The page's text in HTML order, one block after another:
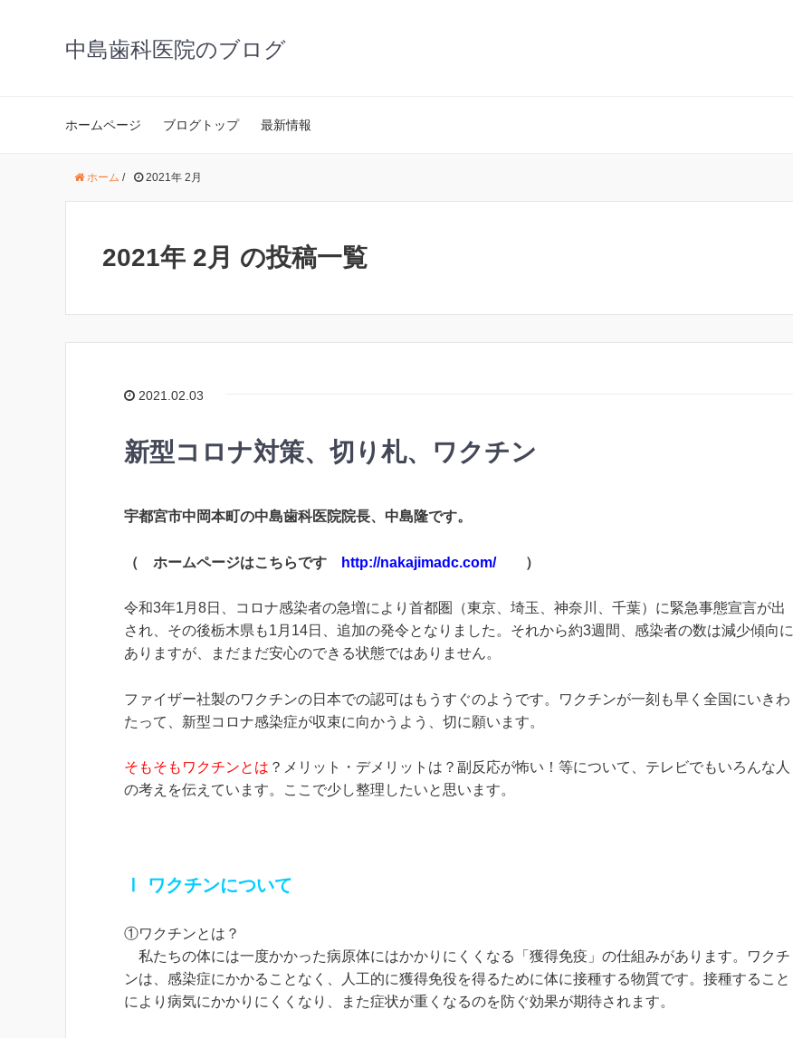
中島歯科医院のブログ
ホームページ ブログトップ 最新情報
ホーム / 2021年 2月
2021年 2月 の投稿一覧
2021.02.03
新型コロナ対策、切り札、ワクチン
宇都宮市中岡本町の中島歯科医院院長、中島隆です。
（ ホームページはこちらです http://nakajimadc.com/ ）
令和3年1月8日、コロナ感染者の急増により首都圏（東京、埼玉、神奈川、千葉）に緊急事態宣言が出
され、その後栃木県も1月14日、追加の発令となりました。それから約3週間、感染者の数は減少傾向に
ありますが、まだまだ安心のできる状態ではありません。
ファイザー社製のワクチンの日本での認可はもうすぐのようです。ワクチンが一刻も早く全国にいきわ
たって、新型コロナ感染症が収束に向かうよう、切に願います。
そもそもワクチンとは ？メリット・デメリットは？副反応が怖い！等について、テレビでもいろんな人
の考えを伝えています。ここで少し整理したいと思います。
Ⅰ ワクチンについて
①ワクチンとは？
私たちの体には一度かかった病原体にはかかりにくくなる「獲得免疫」の仕組みがあります。ワクチ
ンは、感染症にかかることなく、人工的に獲得免役を得るために体に接種する物質です。接種すること
により病気にかかりにくくなり、また症状が重くなるのを防ぐ効果が期待されます。